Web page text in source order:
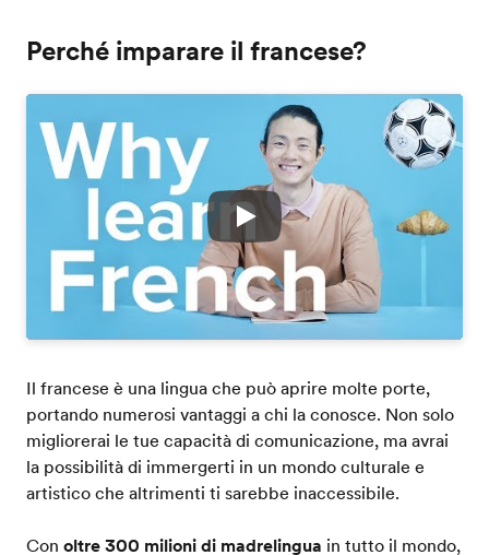
Perché imparare il francese?
Play
Il francese è una lingua che può aprire molte porte,
portando numerosi vantaggi a chi la conosce. Non solo
migliorerai le tue capacità di comunicazione, ma avrai
la possibilità di immergerti in un mondo culturale e
artistico che altrimenti ti sarebbe inaccessibile.
Con oltre 300 milioni di madrelingua in tutto il mondo,